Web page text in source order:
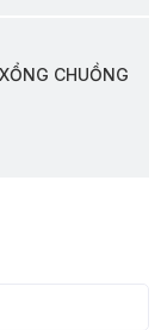
CHUỒNG